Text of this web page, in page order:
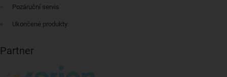
Pozáruční servis
Ukončené produkty
Partner